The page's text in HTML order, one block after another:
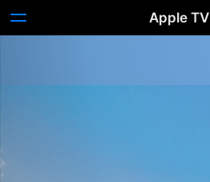
Apple TV